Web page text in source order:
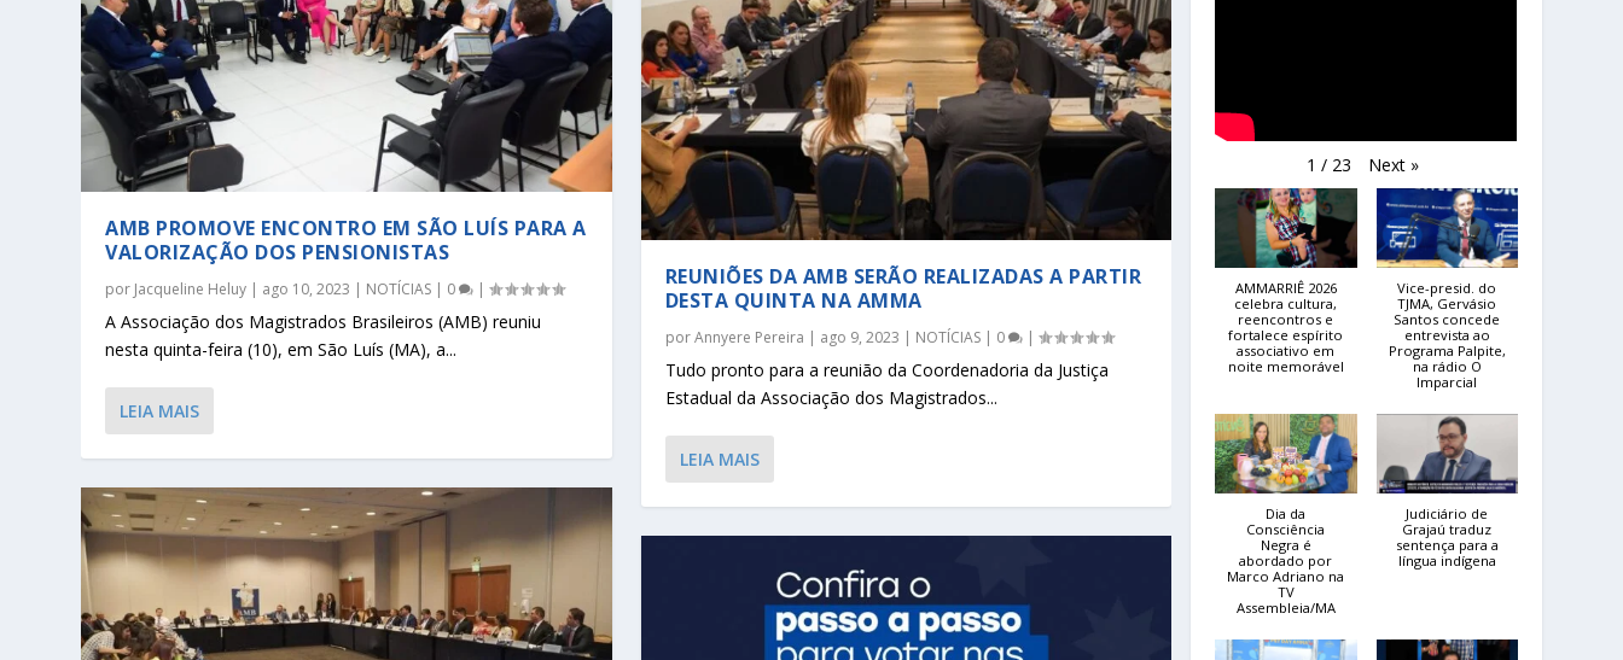
AMB PROMOVE ENCONTRO EM SÃO LUÍS PARA A
VALORIZAÇÃO DOS PENSIONISTAS
por Jacqueline Heluy | ago 10, 2023 | NOTÍCIAS | 0 |
A Associação dos Magistrados Brasileiros (AMB) reuniu
nesta quinta-feira (10), em São Luís (MA), a...
LEIA MAIS
REUNIÕES DA AMB SERÃO REALIZADAS A PARTIR
DESTA QUINTA NA AMMA
porAnnyere Pereira | ago 9, 2023 | NOTÍCIAS| 0 |
Tudo pronto para a reunião da Coordenadoria da Justiça
Estadual da Associação dos Magistrados...
LEIA MAIS
1 / 23 Next »
AMMARRIÊ 2026
celebra cultura,
reencontros e
fortalece espírito
associativo em
noite memorável
Vice-presid. do
TJMA, Gervásio
Santos concede
entrevista ao
Programa Palpite,
na rádio O
Imparcial
Dia da
Consciência
Negra é
abordado por
Marco Adriano na
TV
Assembleia/MA
Judiciário de
Grajaú traduz
sentença para a
língua indígena